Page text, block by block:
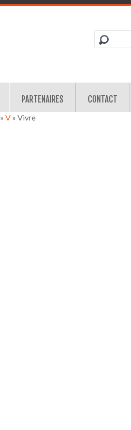
PARTENAIRES CONTACT
» V » Vivre